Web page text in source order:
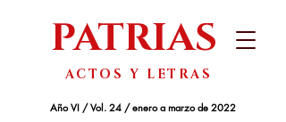
PATRIAS
ACTOS Y LETRAS
Año VI / Vol. 24 / enero a marzo de 2022